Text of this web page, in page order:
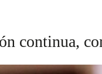
continua,